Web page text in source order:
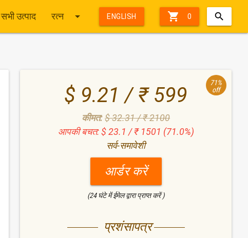
 0
सभी उत्पाद रत्न arrow_drop_down ENGLISH
71%
off
$ 9.21 / ₹ 599
कीमत:$ 32.31 / ₹ 2100
आपकी बचत: $ 23.1 / ₹ 1501 (71.0%)
सर्व-समावेशी
आर्डर करें
(24 घंटे में ईमेल द्वारा प्राप्त करें )
प्रशंसापत्र